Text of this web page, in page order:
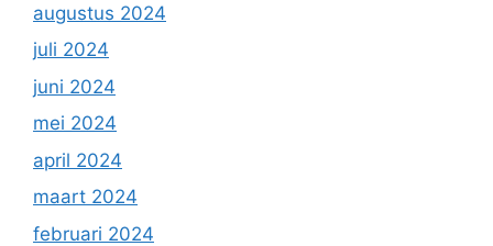
augustus 2024
juli 2024
juni 2024
mei 2024
april 2024
maart 2024
februari 2024